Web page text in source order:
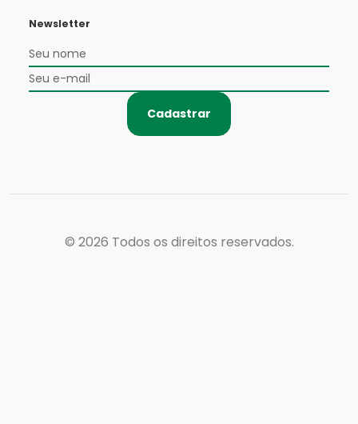
Newsletter
Cadastrar
© 2026 Todos os direitos reservados.